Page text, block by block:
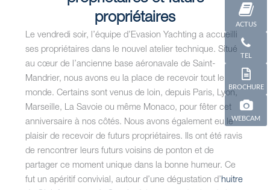
propriétaires
Le vendredi soir, l’équipe d’Evasion Yachting a accueilli
ses propriétaires dans le nouvel atelier technique. Situé
au cœur de l’ancienne base aéronavale de Saint-
Mandrier, nous avons eu la place de recevoir tout le
monde. Certains sont venus de loin, depuis Paris, Lyon,
Marseille, La Savoie ou même Monaco, pour fêter cet
anniversaire à nos côtés. Nous avons également eu le
plaisir de recevoir de futurs propriétaires. Ils ont été ravis
de rencontrer leurs futurs voisins de ponton et de
partager ce moment unique dans la bonne humeur. Ce
fut un apéritif convivial, autour d’une dégustation d’huitre
ACTUS
TEL
BROCHURE
WEBCAM